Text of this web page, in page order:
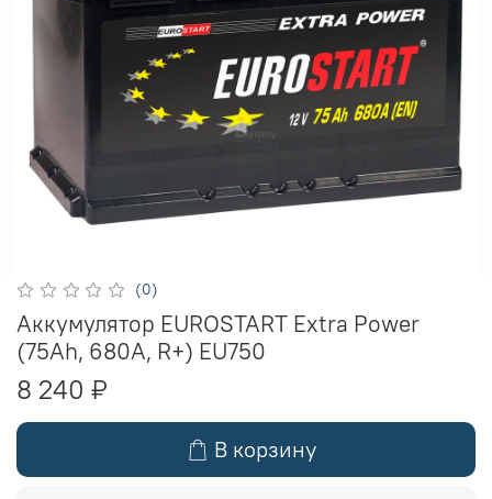
(0)
Аккумулятор EUROSTART Extra Power
(75Ah, 680A, R+) EU750
8 240 ₽
В корзину